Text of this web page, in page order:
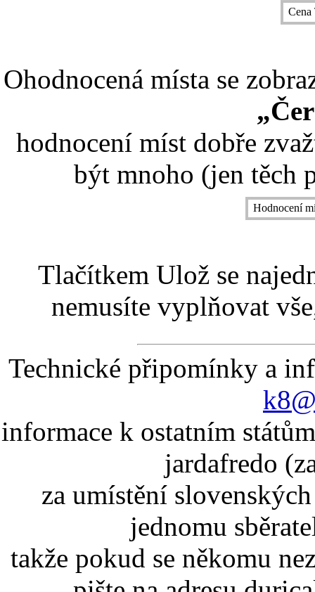
Ohodnocená místa se
hodnocení míst dobře
být mnoho (jen těch
Hodnocení
Tlačítkem Ulož se
nemusíte vyplňovat
Technické připomínky a
informace k ostatním
jardafredo
za umístění
jednomu
takže pokud se někomu